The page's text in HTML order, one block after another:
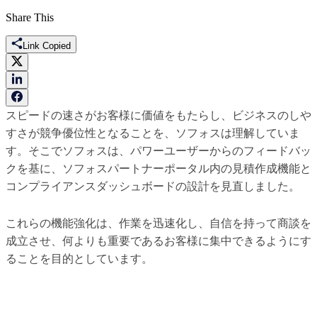
Share This
Link Copied
スピードの速さがお客様に価値をもたらし、ビジネスのしや
すさが競争優位性となることを、ソフォスは理解していま
す。そこでソフォスは、パワーユーザーからのフィードバッ
クを基に、ソフォスパートナーポータル内の見積作成機能と
コンプライアンスダッシュボードの設計を見直しました。
これらの機能強化は、作業を迅速化し、自信を持って商談を
成立させ、何よりも重要であるお客様に集中できるようにす
ることを目的としています。